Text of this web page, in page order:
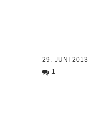
29. JUNI 2013
1